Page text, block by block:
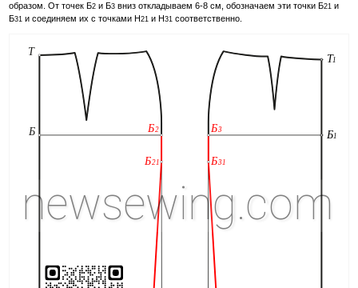
образом. От точек Б2 и Б3 вниз откладываем 6-8 см, обозначаем эти точки Б21 и
Б31 и соединяем их с точками Н21 и Н31 соответственно.